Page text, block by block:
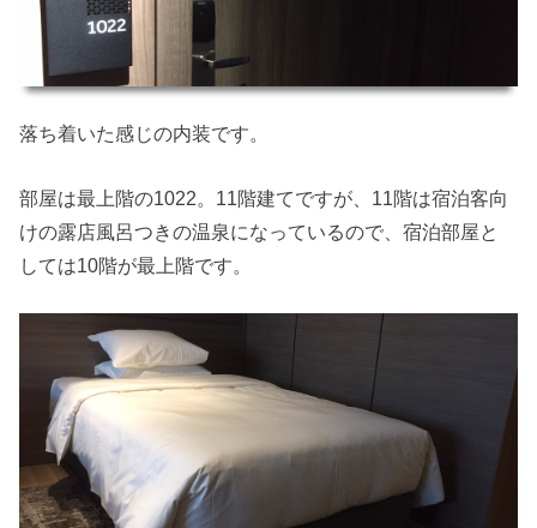
落ち着いた感じの内装です。
部屋は最上階の1022。11階建てですが、11階は宿泊客向
けの露店風呂つきの温泉になっているので、宿泊部屋と
しては10階が最上階です。